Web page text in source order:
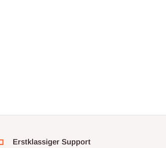
Erstklassiger Support